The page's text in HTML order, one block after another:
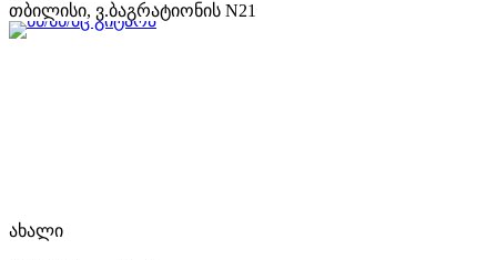
თბილისი, ვ.ბაგრატიონის N21
ახალი